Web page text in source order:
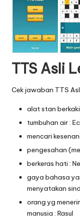
TTS Asli
Cek jawaban TTS
alat stan
tumbuhan air :
mencari
pengesahan
berkeras hati :
gaya bahasa
menyatakan
orang yg
manusia : Rasul